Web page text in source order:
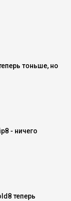
тоньше, но
- ничего
теперь